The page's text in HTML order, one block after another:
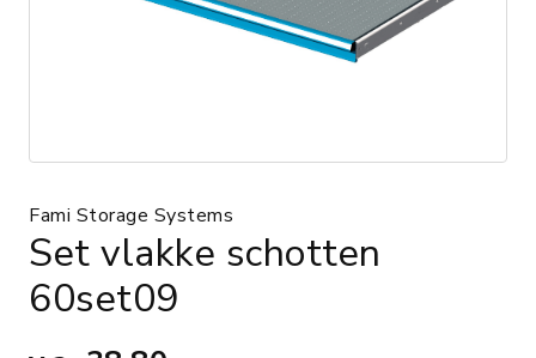
Fami Storage Systems
Set vlakke schotten
60set09